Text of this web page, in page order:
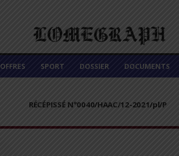
OFFRES SPORT DOSSIER DOCUMENTS
RÉCÉPISSÉ N°0040/HAAC/12-2021/pl/P